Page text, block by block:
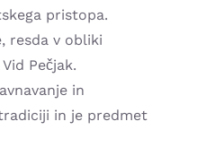
pristopa.
resda v obliki
Pečjak.
in
in je predmet